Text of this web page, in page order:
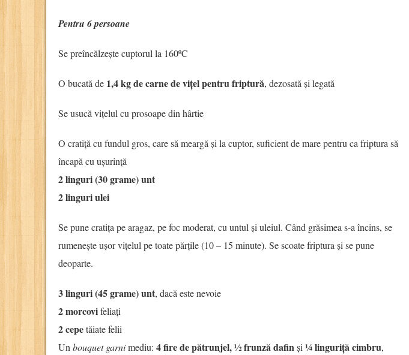
Pentru 6 persoane
Se preîncălzește cuptorul la 160ºC
O bucată de 1,4 kg de carne de vițel pentru friptură, dezosată și legată
Se usucă vițelul cu prosoape din hârtie
O cratiță cu fundul gros, care să meargă și la cuptor, suficient de mare pentru ca friptura să
încapă cu ușurință
2 linguri (30 grame) unt
2 linguri ulei
Se pune cratița pe aragaz, pe foc moderat, cu untul și uleiul. Când grăsimea s-a încins, se
rumenește ușor vițelul pe toate părțile (10 – 15 minute). Se scoate friptura și se pune
deoparte.
3 linguri (45 grame) unt, dacă este nevoie
2 morcovifeliați
2 cepetăiate felii
Un bouquet garnimediu: 4 fire de pătrunjel, ½ frunză dafinși ¼ linguriță cimbru,